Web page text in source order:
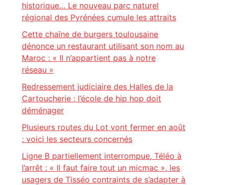
historique… Le nouveau parc naturel
régional des Pyrénées cumule les attraits
Cette chaîne de burgers toulousaine
dénonce un restaurant utilisant son nom au
Maroc : « Il n’appartient pas à notre
réseau »
Redressement judiciaire des Halles de la
Cartoucherie : l’école de hip hop doit
déménager
Plusieurs routes du Lot vont fermer en août
: voici les secteurs concernés
Ligne B partiellement interrompue, Téléo à
l’arrêt : « Il faut faire tout un micmac », les
usagers de Tisséo contraints de s’adapter à